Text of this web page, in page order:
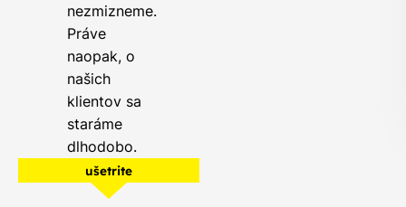
nezmizneme.
Práve
naopak, o
našich
klientov sa
staráme
dlhodobo.
ušetrite